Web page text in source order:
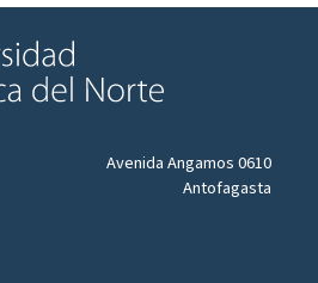
Avenida Angamos 0610
Antofagasta